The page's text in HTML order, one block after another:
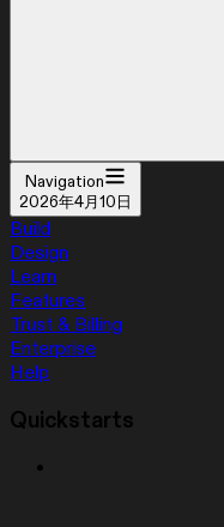
Navigation
2026年4月10日
Build
Design
Learn
Features
Trust & Billing
Enterprise
Help
Quickstarts